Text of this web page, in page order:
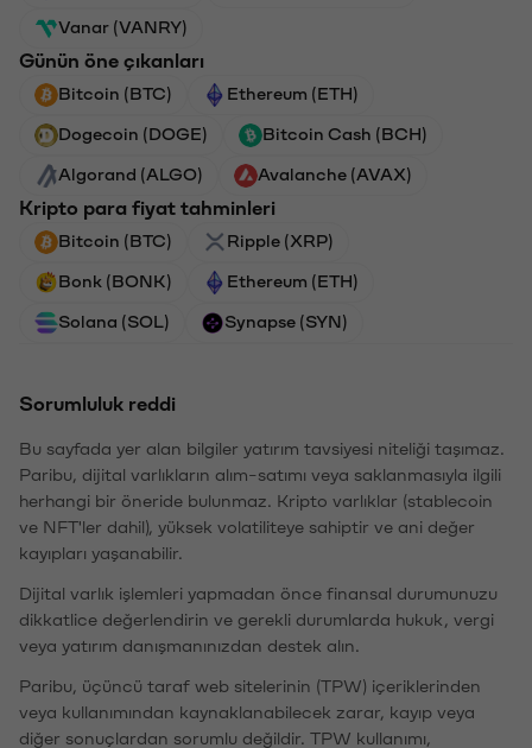
Vanar (VANRY)
Günün öne çıkanları
Bitcoin (BTC) Ethereum (ETH)
Dogecoin (DOGE) Bitcoin Cash (BCH)
Algorand (ALGO) Avalanche (AVAX)
Kripto para fiyat tahminleri
Bitcoin (BTC) Ripple (XRP)
Bonk (BONK) Ethereum (ETH)
Solana (SOL) Synapse (SYN)
Sorumluluk reddi
Bu sayfada yer alan bilgiler yatırım tavsiyesi niteliği taşımaz.
Paribu, dijital varlıkların alım-satımı veya saklanmasıyla ilgili
herhangi bir öneride bulunmaz. Kripto varlıklar (stablecoin
ve NFT'ler dahil), yüksek volatiliteye sahiptir ve ani değer
kayıpları yaşanabilir.
Dijital varlık işlemleri yapmadan önce finansal durumunuzu
dikkatlice değerlendirin ve gerekli durumlarda hukuk, vergi
veya yatırım danışmanınızdan destek alın.
Paribu, üçüncü taraf web sitelerinin (TPW) içeriklerinden
veya kullanımından kaynaklanabilecek zarar, kayıp veya
diğer sonuçlardan sorumlu değildir. TPW kullanımı,